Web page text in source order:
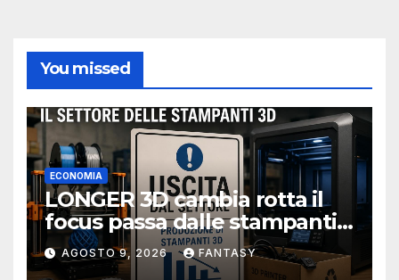
You missed
ECONOMIA
LONGER 3D cambia rotta il
focus passa dalle stampanti
3D alla stampa UV?
AGOSTO 9, 2026 FANTASY